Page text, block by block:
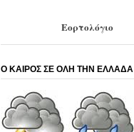
Εορτολόγιο
Ο ΚΑΙΡΟΣ ΣΕ ΟΛΗ ΤΗΝ ΕΛΛΑΔΑ